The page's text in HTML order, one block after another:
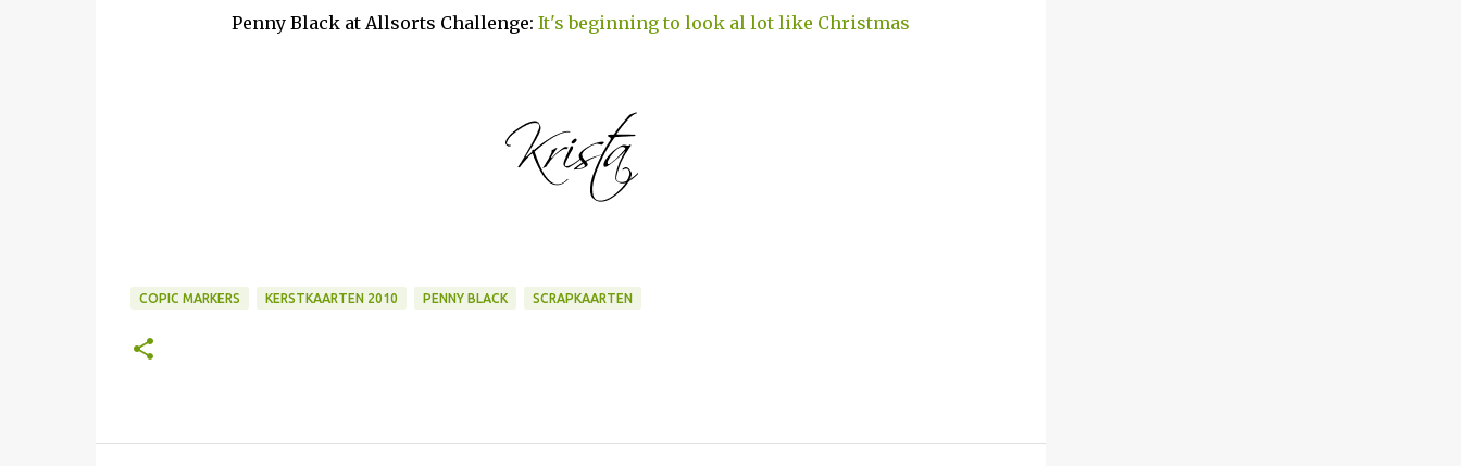
Penny Black at Allsorts Challenge: It's beginning to look al lot like Christmas
COPIC MARKERS KERSTKAARTEN 2010 PENNY BLACK SCRAPKAARTEN